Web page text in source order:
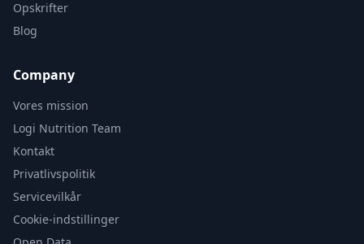
Opskrifter
Blog
Company
Vores mission
Logi Nutrition Team
Kontakt
Privatlivspolitik
Servicevilkår
Cookie-indstillinger